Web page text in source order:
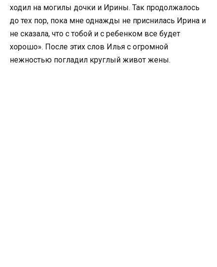
ходил на могилы дочки и Ирины. Так продолжалось
до тех пор, пока мне однажды не приснилась Ирина и
не сказала, что с тобой и с ребенком все будет
хорошо». После этих слов Илья с огромной
нежностью погладил круглый живот жены.